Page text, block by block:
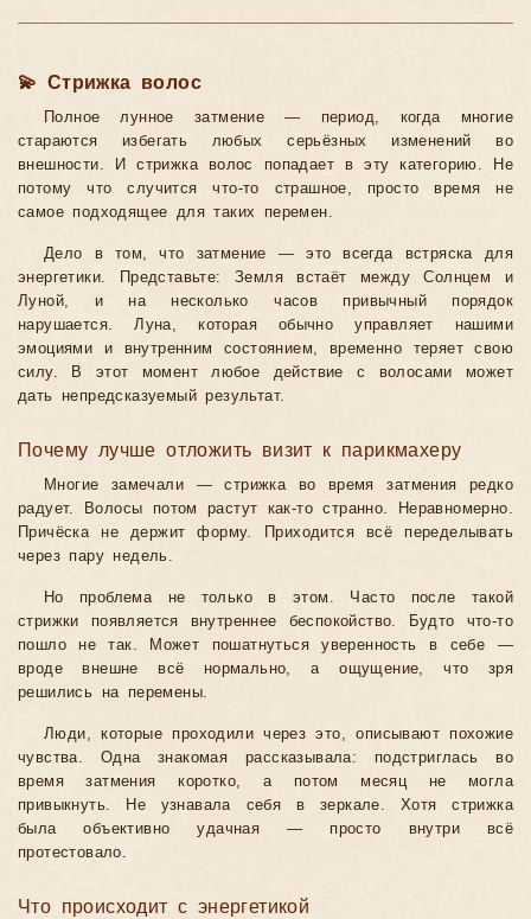
💫 Стрижка волос
Полное лунное затмение — период, когда многие
стараются избегать любых серьёзных изменений во
внешности. И стрижка волос попадает в эту категорию. Не
потому что случится что-то страшное, просто время не
самое подходящее для таких перемен.
Дело в том, что затмение — это всегда встряска для
энергетики. Представьте: Земля встаёт между Солнцем и
Луной, и на несколько часов привычный порядок
нарушается. Луна, которая обычно управляет нашими
эмоциями и внутренним состоянием, временно теряет свою
силу. В этот момент любое действие с волосами может
дать непредсказуемый результат.
Почему лучше отложить визит к парикмахеру
Многие замечали — стрижка во время затмения редко
радует. Волосы потом растут как-то странно. Неравномерно.
Причёска не держит форму. Приходится всё переделывать
через пару недель.
Но проблема не только в этом. Часто после такой
стрижки появляется внутреннее беспокойство. Будто что-то
пошло не так. Может пошатнуться уверенность в себе —
вроде внешне всё нормально, а ощущение, что зря
решились на перемены.
Люди, которые проходили через это, описывают похожие
чувства. Одна знакомая рассказывала: подстриглась во
время затмения коротко, а потом месяц не могла
привыкнуть. Не узнавала себя в зеркале. Хотя стрижка
была объективно удачная — просто внутри всё
протестовало.
Что происходит с энергетикой